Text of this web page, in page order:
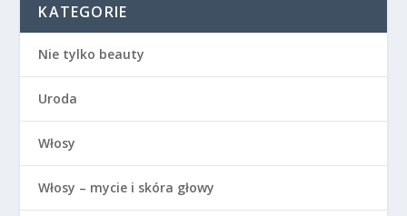
KATEGORIE
Nie tylko beauty
Uroda
Włosy
Włosy – mycie i skóra głowy